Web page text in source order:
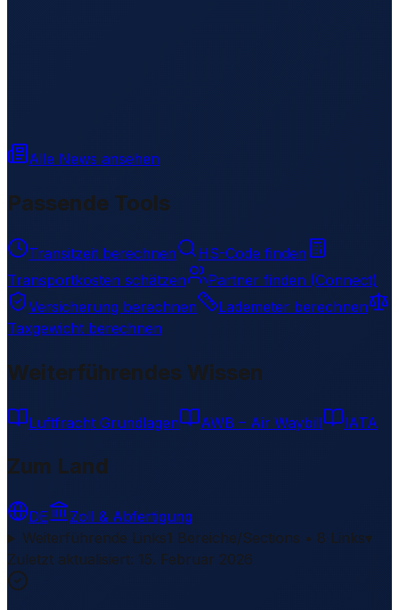
Alle News ansehen
Passende Tools
Transitzeit berechnen
HS-Code finden
Transportkosten schätzen
Partner finden (Connect)
Versicherung berechnen
Lademeter berechnen
Taxgewicht berechnen
Weiterführendes Wissen
Luftfracht Grundlagen AWB – Air Waybill IATA
Zum Land
DE
Zoll & Abfertigung
Weiterführende Links1 Bereiche/Sections • 8 Links▾
Zuletzt aktualisiert: 15. Februar 2026